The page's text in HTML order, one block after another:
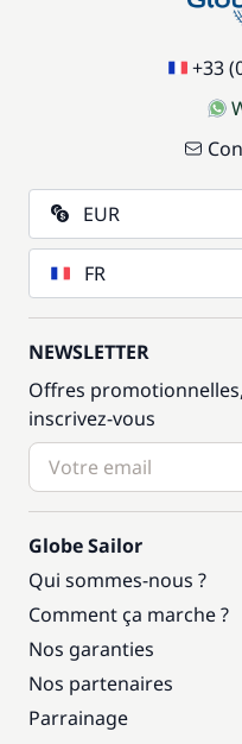
+33
EUR
FR
NEWSLETTER
Offres
inscrivez-vous
Globe Sailor
Qui sommes-nous ?
Comment ça marche ?
Nos garanties
Nos partenaires
Parrainage